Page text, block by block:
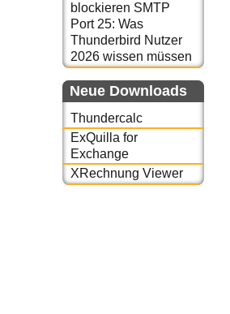
blockieren SMTP
Port 25: Was
Thunderbird Nutzer
2026 wissen müssen
Neue Downloads
Thundercalc
ExQuilla for
Exchange
XRechnung Viewer